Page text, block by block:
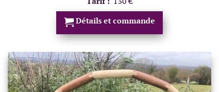
Détails et commande